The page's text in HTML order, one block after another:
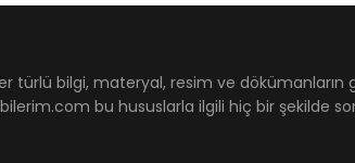
türlü bilgi, materyal, resim ve
bu hususlarla ilgili hiç bir şekilde